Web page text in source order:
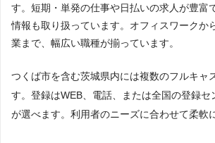
す。短期・単発の仕事や日払いの求人が豊富
情報も取り扱っています。オフィスワークか
業まで、幅広い職種が揃っています。
つくば市を含む茨城県内には複数のフルキャ
す。登録はWEB、電話、または全国の登録セ
が選べます。利用者のニーズに合わせて柔軟